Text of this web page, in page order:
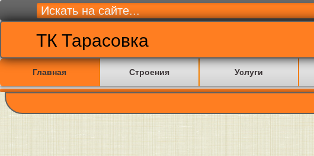
ТК Тарасовка
Главная Строения Услуги